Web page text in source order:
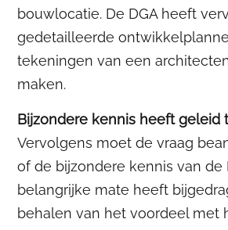
bouwlocatie. De DGA heeft
gedetailleerde
tekeningen van een
maken.
Bijzondere kennis heeft geleid
Vervolgens moet de vraag
of de bijzondere kennis van de
belangrijke mate heeft
behalen van het voordeel met